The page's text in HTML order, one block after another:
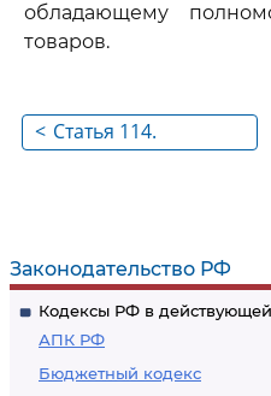
Законодательство РФ
Кодексы РФ в
АПК РФ
Бюджетный кодекс
обладающему
товаров.
< Статья 114.